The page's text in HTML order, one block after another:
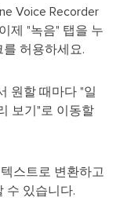
Voice Recorder
제 "녹음" 탭을 누
허용하세요.
원할 때마다 "일
보기"로 이동할
스트로 변환하고
수 있습니다.